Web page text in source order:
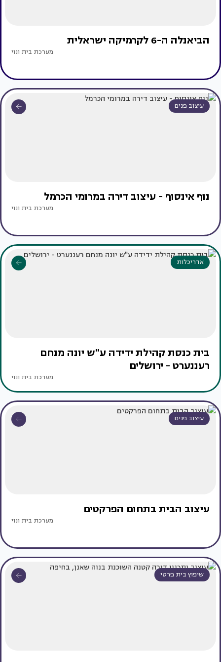
הביאנלה ה-6 לקרמיקה ישראלית
מערכת בית ונוי
עיצוב פנים
נוף אינסוף - עיצוב דירה במרומי הכרמל
מערכת בית ונוי
אדריכלות
בית כנסת קהילת ידידה ע"ש יונה מנחם
רעננערט - ירושלים
מערכת בית ונוי
עיצוב פנים
עיצוב הבית בתחום הפרקטים
מערכת בית ונוי
שיפוץ בית פרטי